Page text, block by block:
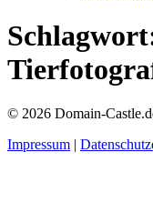
© 2026 Domain-
Impressum |